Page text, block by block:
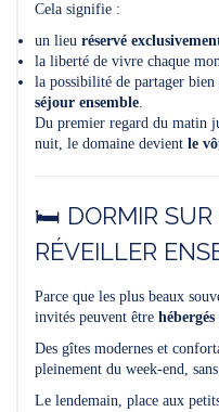
Cela signifie :
un lieu réservé
la liberté de vivre chaque
la possibilité de partager bien
séjour ensemble.
Du premier regard du matin
nuit, le domaine devient le
🛏️ DORMIR SUR
RÉVEILLER
Parce que les plus beaux
invités peuvent être
Des gîtes modernes et
pleinement du week-end,
Le lendemain, place aux